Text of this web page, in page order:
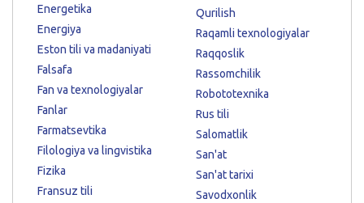
Energetika
Energiya
Eston tili va madaniyati
Falsafa
Fan va texnologiyalar
Fanlar
Farmatsevtika
Filologiya va lingvistika
Fizika
Fransuz tili
Qurilish
Raqamli texnologiyalar
Raqqoslik
Rassomchilik
Robototexnika
Rus tili
Salomatlik
San'at
San'at tarixi
Savodxonlik